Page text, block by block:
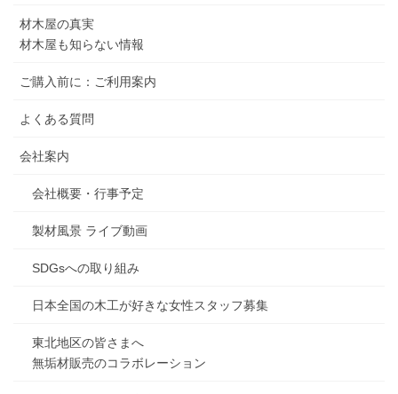
材木屋の真実
材木屋も知らない情報
ご購入前に：ご利用案内
よくある質問
会社案内
会社概要・行事予定
製材風景 ライブ動画
SDGsへの取り組み
日本全国の木工が好きな女性スタッフ募集
東北地区の皆さまへ
無垢材販売のコラボレーション